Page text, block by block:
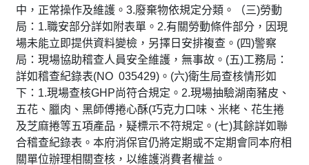
中，正常操作及維護。3.廢棄物依規定分類。（三)勞動
局：1.職安部分詳如附表單。2.有關勞動條件部分，因現
場未能立即提供資料變檢，另擇日安排複查。(四)警察
局：現場協助稽查人員安全維護，無事故。(五)工務局：
詳如稽查紀錄表(NO 035429)。(六)衛生局查核情形如
下：1.現場查核GHP尚符合規定。2.現場抽驗湖南豬皮、
五花、臘肉、黑師傅捲心酥(巧克力口味、米栳、花生捲
及芝麻捲等五項產品，疑標示不符規定。(七)其餘詳如聯
合稽查紀錄表。本府消保官仍將定期或不定期會同本府相
關單位辦理相關查核，以維護消費者權益。